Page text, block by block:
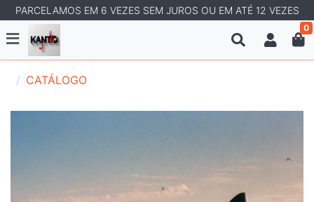
PARCELAMOS EM 6 VEZES SEM JUROS OU EM ATÉ 12 VEZES
0
CATÁLOGO